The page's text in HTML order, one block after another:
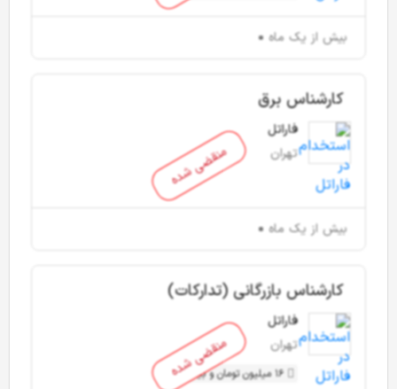
بیش از یک ماه
منقضی شده
کارشناس برق
فاراتل
تهران
بیش از یک ماه
منقضی شده
کارشناس بازرگانی (تدارکات)
فاراتل
تهران
16 میلیون تومان و بیشتر